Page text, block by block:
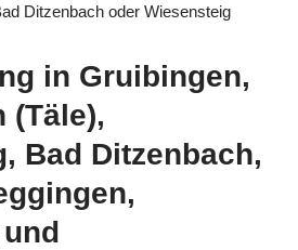
Ditzenbach oder Wiesensteig
in Gruibingen,
(Täle),
Bad Ditzenbach,